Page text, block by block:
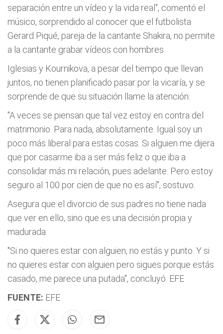
separación entre un vídeo y la vida real", comentó el
músico, sorprendido al conocer que el futbolista
Gerard Piqué, pareja de la cantante Shakira, no permite
a la cantante grabar vídeos con hombres.
Iglesias y Kournikova, a pesar del tiempo que llevan
juntos, no tienen planificado pasar por la vicaría, y se
sorprende de que su situación llame la atención.
"A veces se piensan que tal vez estoy en contra del
matrimonio. Para nada, absolutamente. Igual soy un
poco más liberal para estas cosas. Si alguien me dijera
que por casarme iba a ser más feliz o que iba a
consolidar más mi relación, pues adelante. Pero estoy
seguro al 100 por cien de que no es así", sostuvo.
Asegura que el divorcio de sus padres no tiene nada
que ver en ello, sino que es una decisión propia y
madurada.
"Si no quieres estar con alguien, no estás y punto. Y si
no quieres estar con alguien pero sigues porque estás
casado, me parece una putada", concluyó. EFE
FUENTE: EFE